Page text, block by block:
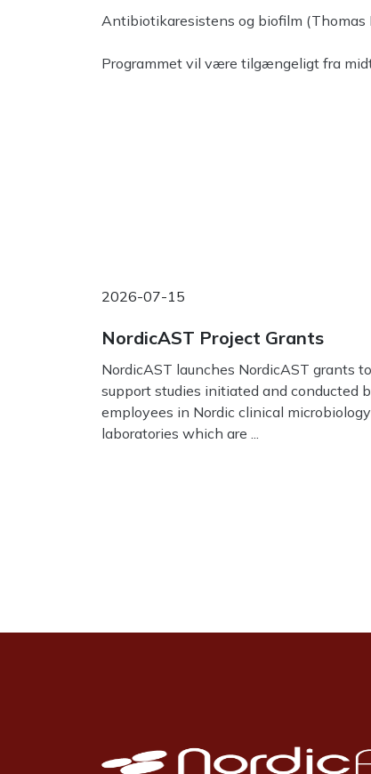
Antibiotikaresistens og biofilm (Thomas
Programmet vil være tilgængeligt fra
2026-07-15
NordicAST Project Grants
NordicAST launches NordicAST grants to
support studies initiated and conducted
employees in Nordic clinical microbiology
laboratories which are ...